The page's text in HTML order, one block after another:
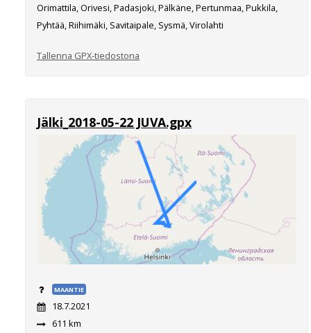
Orimattila, Orivesi, Padasjoki, Pälkäne, Pertunmaa, Pukkila,
Pyhtää, Riihimäki, Savitaipale, Sysmä, Virolahti
Tallenna GPX-tiedostona
Jälki_2018-05-22 JUVA.gpx
MAANTIE
18.7.2021
611 km